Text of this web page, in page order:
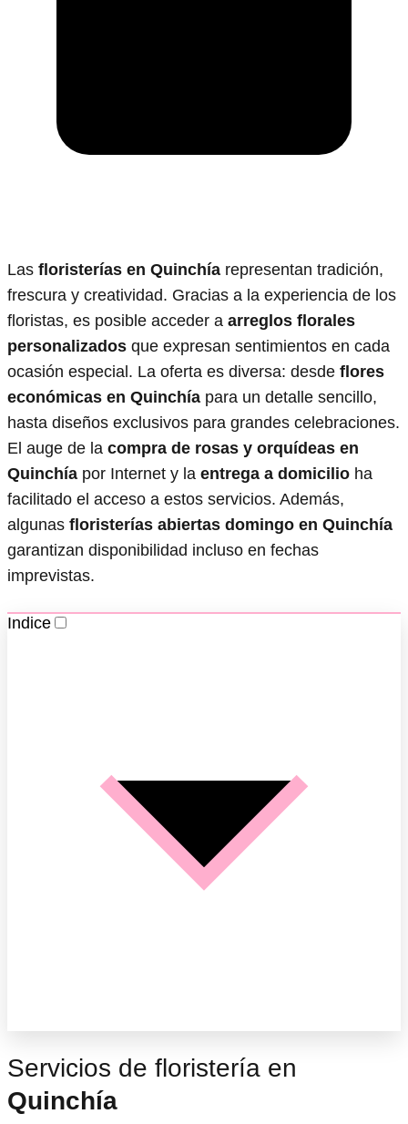
Las floristerías en Quinchía representan tradición,
frescura y creatividad. Gracias a la experiencia de los
floristas, es posible acceder a arreglos florales
personalizados que expresan sentimientos en cada
ocasión especial. La oferta es diversa: desde flores
económicas en Quinchía para un detalle sencillo,
hasta diseños exclusivos para grandes celebraciones.
El auge de la compra de rosas y orquídeas en
Quinchía por Internet y la entrega a domicilio ha
facilitado el acceso a estos servicios. Además,
algunas floristerías abiertas domingo en Quinchía
garantizan disponibilidad incluso en fechas
imprevistas.
Indice
Servicios de floristería en
Quinchía